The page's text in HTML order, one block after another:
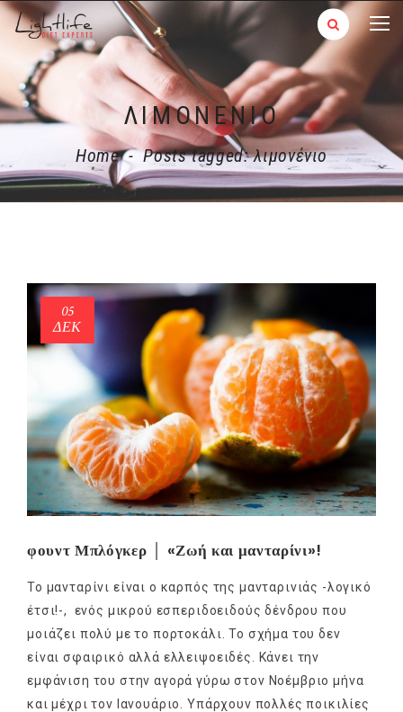
ΛΙΜΟΝΈΝΙΟ
Home - Posts tagged: λιμονένιο
05
ΔΕΚ
φουντ Μπλόγκερ │ «Ζωή και μανταρίνι»!
Το μανταρίνι είναι ο καρπός της μανταρινιάς -λογικό
έτσι!-, ενός μικρού εσπεριδοειδούς δένδρου που
μοιάζει πολύ με το πορτοκάλι. Το σχήμα του δεν
είναι σφαιρικό αλλά ελλειψοειδές. Κάνει την
εμφάνιση του στην αγορά γύρω στον Νοέμβριο μήνα
και μέχρι τον Ιανουάριο. Υπάρχουν πολλές ποικιλίες